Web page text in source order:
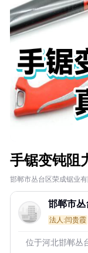
手锯变钝阻
邯郸市丛台区荣成锯业有
邯郸市丛
法人:闫贵霞
位于河北邯郸丛